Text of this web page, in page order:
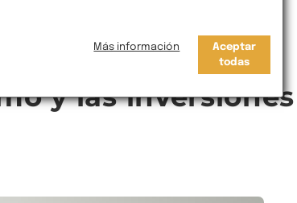
y las inversiones
Más información
Aceptar
todas